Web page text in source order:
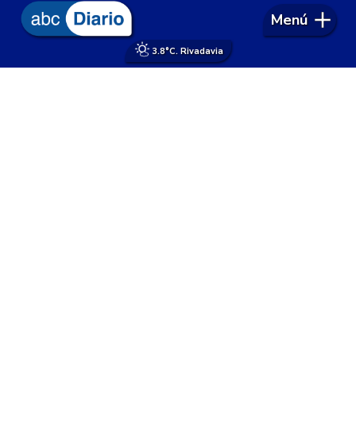
3.8°C. Rivadavia
Menú